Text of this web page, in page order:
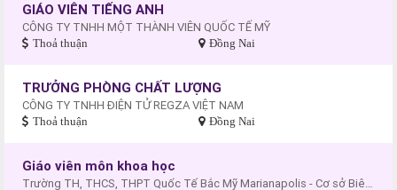
GIÁO VIÊN TIẾNG ANH
CÔNG TY TNHH MỘT THÀNH VIÊN QUỐC TẾ MỸ
Thoả thuận Đồng Nai
TRƯỞNG PHÒNG CHẤT LƯỢNG
CÔNG TY TNHH ĐIỆN TỬ REGZA VIỆT NAM
Thoả thuận Đồng Nai
Giáo viên môn khoa học
Trường TH, THCS, THPT Quốc Tế Bắc Mỹ Marianapolis - Cơ sở Biên Hòa